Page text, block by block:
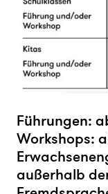
Führungen:
Workshops:
außerhalb